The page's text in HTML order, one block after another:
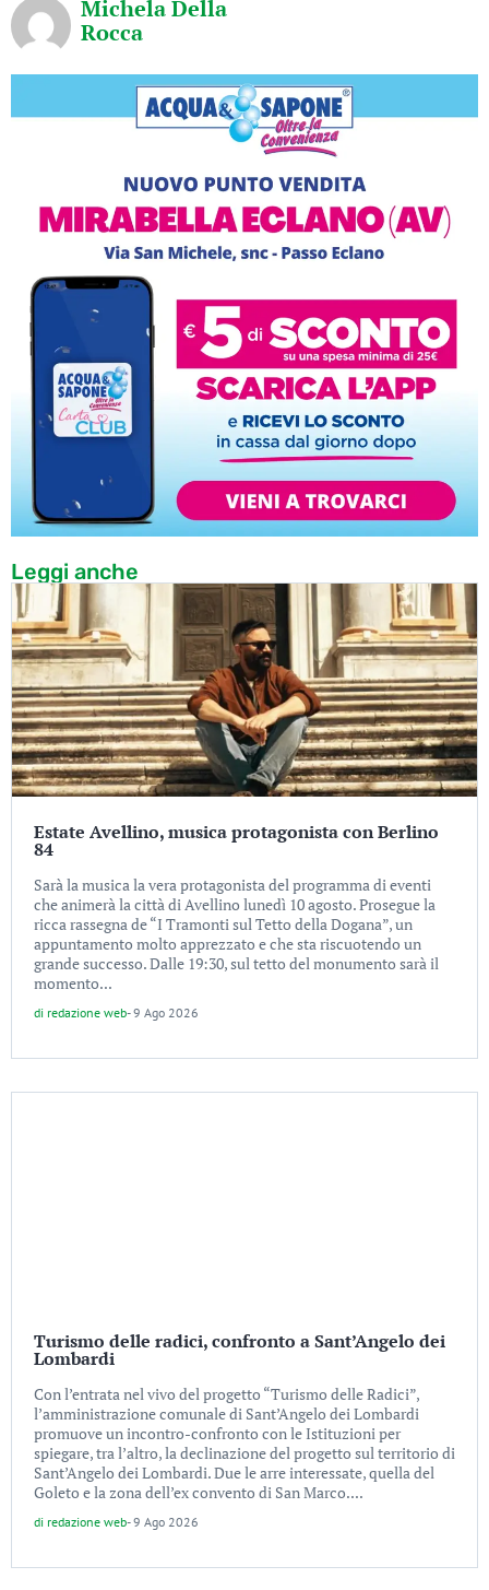
Michela Della
Rocca
Leggi anche
Estate Avellino, musica protagonista con Berlino
84
Sarà la musica la vera protagonista del programma di eventi
che animerà la città di Avellino lunedì 10 agosto. Prosegue la
ricca rassegna de “I Tramonti sul Tetto della Dogana”, un
appuntamento molto apprezzato e che sta riscuotendo un
grande successo. Dalle 19:30, sul tetto del monumento sarà il
momento...
di redazione web-9 Ago 2026
Turismo delle radici, confronto a Sant’Angelo dei
Lombardi
Con l’entrata nel vivo del progetto “Turismo delle Radici”,
l’amministrazione comunale di Sant’Angelo dei Lombardi
promuove un incontro-confronto con le Istituzioni per
spiegare, tra l’altro, la declinazione del progetto sul territorio di
Sant’Angelo dei Lombardi. Due le arre interessate, quella del
Goleto e la zona dell’ex convento di San Marco....
di redazione web-9 Ago 2026